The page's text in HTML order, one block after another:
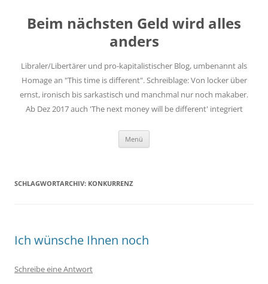
springen
Beim nächsten Geld wird alles
anders
Libraler/Libertärer und pro-kapitalistischer Blog, umbenannt als
Homage an "This time is different". Schreiblage: Von locker über
ernst, ironisch bis sarkastisch und manchmal nur noch makaber.
Ab Dez 2017 auch 'The next money will be different' integriert
Menü
SCHLAGWORTARCHIV: KONKURRENZ
Ich wünsche Ihnen noch
Schreibe eine Antwort